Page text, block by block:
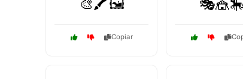
🎨🖍️🖼️
Copiar
🎭🎪🎠